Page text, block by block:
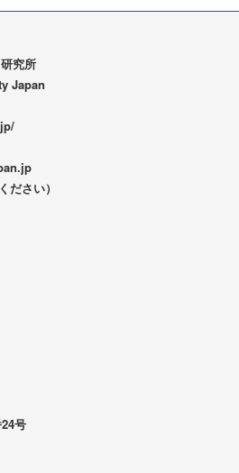
究所
Japan
ださい）
号